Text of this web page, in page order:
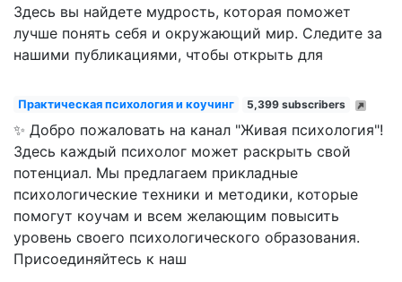
Здесь вы найдете мудрость, которая поможет
лучше понять себя и окружающий мир. Следите за
нашими публикациями, чтобы открыть для
Практическая психология и коучинг 5,399 subscribers
✨ Добро пожаловать на канал "Живая психология"!
Здесь каждый психолог может раскрыть свой
потенциал. Мы предлагаем прикладные
психологические техники и методики, которые
помогут коучам и всем желающим повысить
уровень своего психологического образования.
Присоединяйтесь к наш